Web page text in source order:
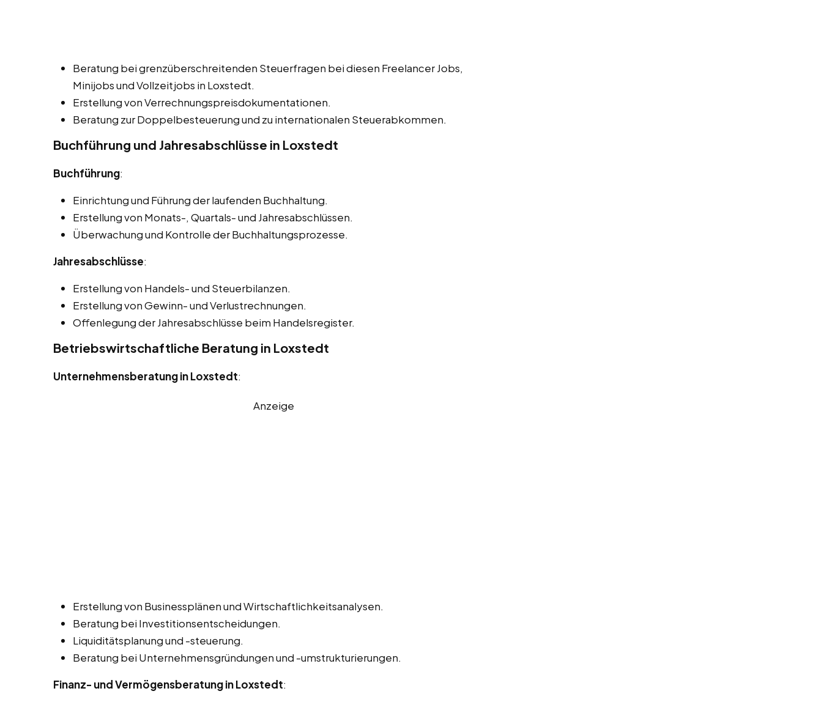
Beratung bei grenzüberschreitenden Steuerfragen bei diesen Freelancer Jobs,
Minijobs und Vollzeitjobs in Loxstedt.
Erstellung von Verrechnungspreisdokumentationen.
Beratung zur Doppelbesteuerung und zu internationalen Steuerabkommen.
Buchführung und Jahresabschlüsse in Loxstedt
Buchführung:
Einrichtung und Führung der laufenden Buchhaltung.
Erstellung von Monats-, Quartals- und Jahresabschlüssen.
Überwachung und Kontrolle der Buchhaltungsprozesse.
Jahresabschlüsse:
Erstellung von Handels- und Steuerbilanzen.
Erstellung von Gewinn- und Verlustrechnungen.
Offenlegung der Jahresabschlüsse beim Handelsregister.
Betriebswirtschaftliche Beratung in Loxstedt
Unternehmensberatung in Loxstedt:
Anzeige
Erstellung von Businessplänen und Wirtschaftlichkeitsanalysen.
Beratung bei Investitionsentscheidungen.
Liquiditätsplanung und -steuerung.
Beratung bei Unternehmensgründungen und -umstrukturierungen.
Finanz- und Vermögensberatung in Loxstedt: